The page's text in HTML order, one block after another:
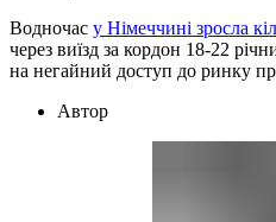
Водночас у Німеччині зросла
через виїзд за кордон 18-22
на негайний доступ до ринку
Автор